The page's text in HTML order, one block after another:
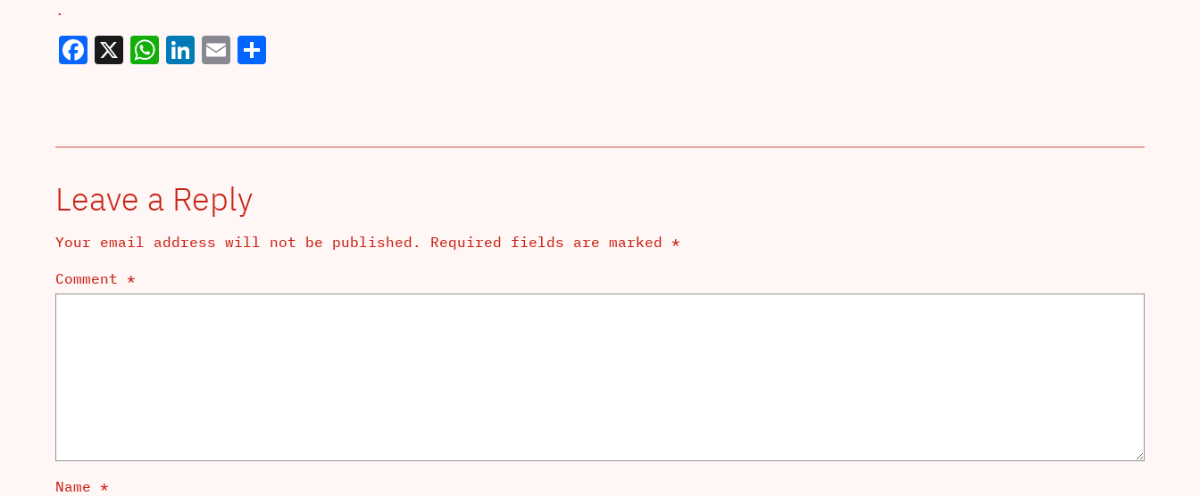
.
Facebook
X WhatsApp
LinkedIn
EmailShare
Leave a Reply
Your email address will not be published. Required fields are marked *
Comment *
Name *